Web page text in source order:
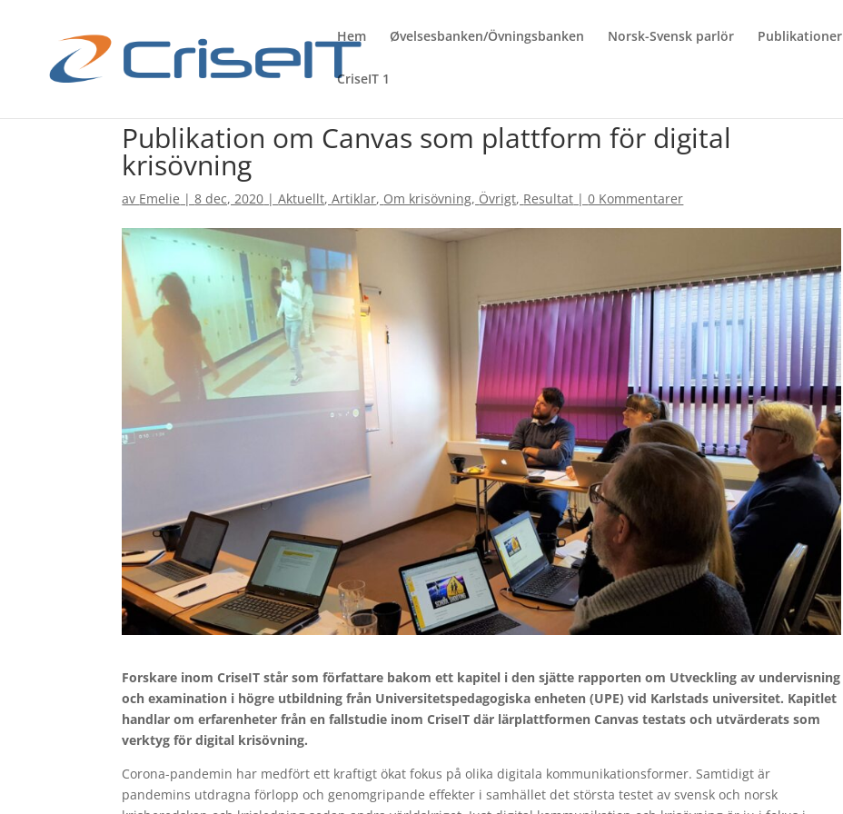
Hem Øvelsesbanken/Övningsbanken Norsk-Svensk parlör Publikationer
CriseIT 1
Publikation om Canvas som plattform för digital
krisövning
av Emelie |8 dec, 2020 |Aktuellt,Artiklar, Om krisövning, Övrigt, Resultat |0 Kommentarer
Forskare inom CriseIT står som författare bakom ett kapitel i den sjätte rapporten om Utveckling av undervisning
och examination i högre utbildning från Universitetspedagogiska enheten (UPE) vid Karlstads universitet. Kapitlet
handlar om erfarenheter från en fallstudie inom CriseIT där lärplattformen Canvas testats och utvärderats som
verktyg för digital krisövning.
Corona-pandemin har medfört ett kraftigt ökat fokus på olika digitala kommunikationsformer. Samtidigt är
pandemins utdragna förlopp och genomgripande effekter i samhället det största testet av svensk och norsk